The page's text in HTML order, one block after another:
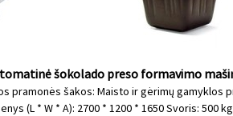
šokolado preso formavimo
pramonės šakos: Maisto ir gėrimų gamyklos
(L * W * A): 2700 * 1200 * 1650 Svoris: 500